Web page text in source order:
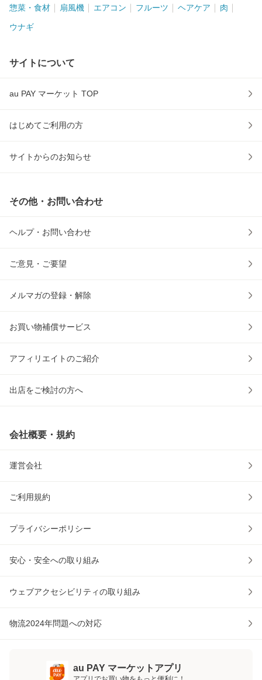
惣菜・食材 扇風機 エアコン フルーツ ヘアケア 肉
ウナギ
サイトについて
au PAY マーケット TOP
はじめてご利用の方
サイトからのお知らせ
その他・お問い合わせ
ヘルプ・お問い合わせ
ご意見・ご要望
メルマガの登録・解除
お買い物補償サービス
アフィリエイトのご紹介
出店をご検討の方へ
会社概要・規約
運営会社
ご利用規約
プライバシーポリシー
安心・安全への取り組み
ウェブアクセシビリティの取り組み
物流2024年問題への対応
au PAY マーケットアプリ